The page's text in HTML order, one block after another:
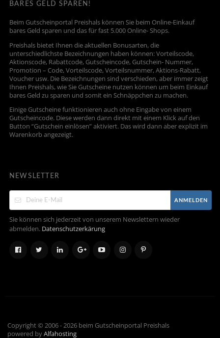
BARES GELD SPAREN!
Beim Gutscheinportal Preishals können Sie beim Online-Einkauf
bares Geld sparen und das für fast 5.000 Online- Shops.
Preishals bietet Ihnen die aktuellen Bonusarten, die
unterschiedlichste Bezeichnungen haben können: Vorteilscode,
Aktionscode, Rabattcode, Gutscheincode, Gutschein- Nummer,
Promotion – Code, Vorteilscode, Vorteilsnummer, Aktions-Rabatt,
Voucher usw. Die Bezeichnungen sind verschieden, aber immer zeigt
Ihnen Preishals, wie Sie Gutscheine nutzen können um beim Einkauf
bares Geld zu sparen und somit ein Schnäppchen zu machen.
Einige Gutscheine funktionieren auch ohne Eingabe von einem
Gutscheincode. Diese werden dann direkt mit einem Klick auf den
Button “Gutschein einlösen” aktiviert. Das wird dann aber explizit im
Warenkorb angezeigt.
NEWSLETTER
ANMELDEN
Sie können sich jederzeit von unserem Newslettern wieder
abmelden. Datenschutzerkärung
Copyright © 2006 - 2026 beim Gutscheinportal Preishals
powered byAlfahosting